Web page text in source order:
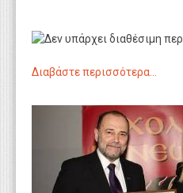
Διαβάστε περισσότερα...